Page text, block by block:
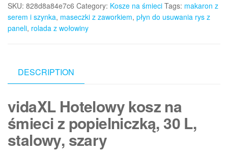
SKU: 828d8a84e7c6 Category: Kosze na śmieci Tags: makaron z
serem i szynka, maseczki z zaworkiem, płyn do usuwania rys z
paneli, rolada z wołowiny
DESCRIPTION
vidaXL Hotelowy kosz na
śmieci z popielniczką, 30 L,
stalowy, szary